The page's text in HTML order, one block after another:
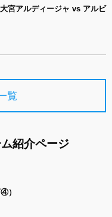
宮アルディージャ vs アルビ
覧
紹介ページ
）